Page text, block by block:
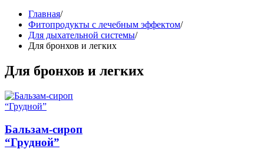
Главная/
Фитопродукты с лечебным эффектом/
Для дыхательной системы/
Для бронхов и легких
Для бронхов и легких
Бальзам-сироп
“Грудной”